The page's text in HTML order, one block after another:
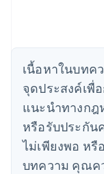
เนื้อหาในบทค
จุดประสงค์เพื่
แนะนําทางกฎ
หรือรับประกัน
ไม่เพียงพอ ห
บทความ คุณค
โครเอเชีย
จีนแผ่นดินใ
简体中文English
ไซปรัส
English
ญี่ปุ่น
日本語 English
เดนมาร์ก
English